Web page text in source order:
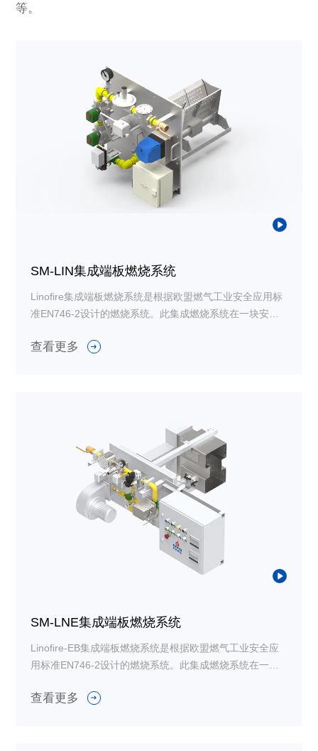
等。
SM-LIN集成端板燃烧系统
Linofire集成端板燃烧系统是根据欧盟燃气工业安全应用标
准EN746-2设计的燃烧系统。此集成燃烧系统在一块安装
阀、过滤器、切断阀、压力表等设备，最大限度节约客户
查看更多
SM-LNE集成端板燃烧系统
Linofire-EB集成端板燃烧系统是根据欧盟燃气工业安全应
用标准EN746-2设计的燃烧系统。此集成燃烧系统在一块
压阀、过滤器、切断阀、压力表等设备，最大限度节约客
查看更多